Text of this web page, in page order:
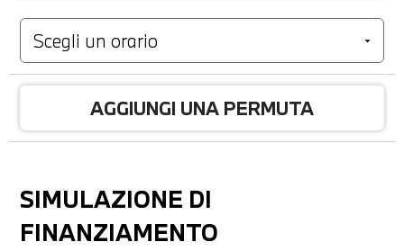
AGGIUNGI UNA PERMUTA
SIMULAZIONE DI
FINANZIAMENTO